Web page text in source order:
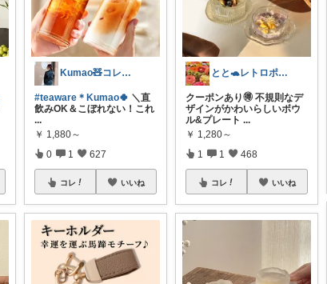
Kumao🧸コレクションみてね✨
#teaware＊Kumao🍀 ＼直
飲みOK＆こぼれない！これ
...
￥ 1,880～
0 1 627
コレ いいね
とと🐢レトロポップとキッチン雑貨👒
クーポンあり🉐 不規則なデ
ザインがかわいらしいボウ
ル&プレート ...
￥ 1,280～
1 1 468
コレ いいね